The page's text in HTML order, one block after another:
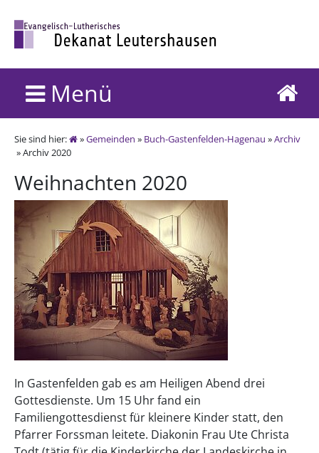
Menü
Sie sind hier: »Gemeinden » Buch-Gastenfelden-Hagenau »Archiv
» Archiv 2020
Weihnachten 2020
In Gastenfelden gab es am Heiligen Abend drei
Gottesdienste. Um 15 Uhr fand ein
Familiengottesdienst für kleinere Kinder statt, den
Pfarrer Forssman leitete. Diakonin Frau Ute Christa